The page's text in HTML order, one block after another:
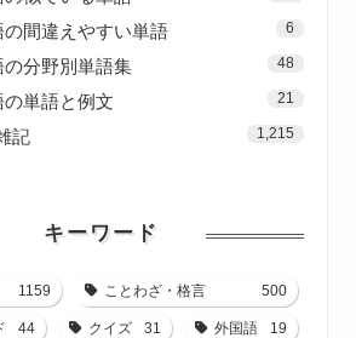
間違えやすい単語 6
分野別単語集 48
単語と例文 21
記 1,215
キーワード
1159 ことわざ・格言 500
44 クイズ 31 外国語 19